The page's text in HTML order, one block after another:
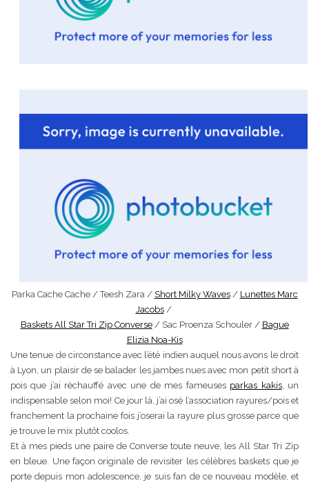
Parka Cache Cache / Teesh Zara / Short Milky Waves/ Lunettes Marc
Jacobs/
Baskets All Star Tri Zip Converse/ Sac Proenza Schouler / Bague
Elizia Noa-Kis
Une tenue de circonstance avec l’été indien auquel nous avons le droit
à Lyon, un plaisir de se balader les jambes nues avec mon petit short à
pois que j’ai réchauffé avec une de mes fameuses parkas kakis, un
indispensable selon moi! Ce jour là, j’ai osé l’association rayures/pois et
franchement la prochaine fois j’oserai la rayure plus grosse parce que
je trouve le mix plutôt coolos.
Et à mes pieds une paire de Converse toute neuve, les All Star Tri Zip
en bleue. Une façon originale de revisiter les célèbres baskets que je
porte depuis mon adolescence, je suis fan de ce nouveau modèle, et